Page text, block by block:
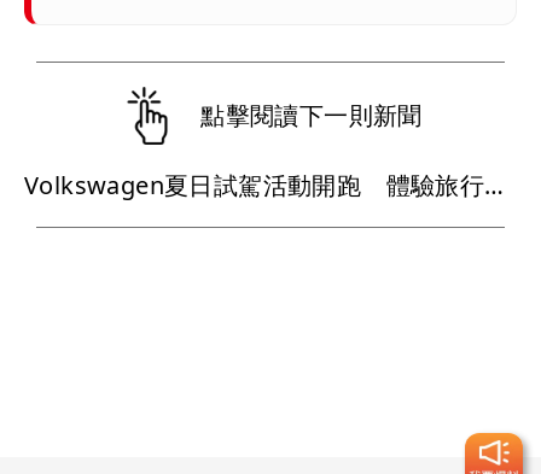
點擊閱讀下一則新聞
Volkswagen夏日試駕活動開跑 體驗旅行車再送精品咖啡卡